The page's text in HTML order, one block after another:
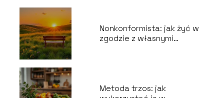
Nonkonformista: jak żyć w
zgodzie z własnymi
Metoda trzos: jak